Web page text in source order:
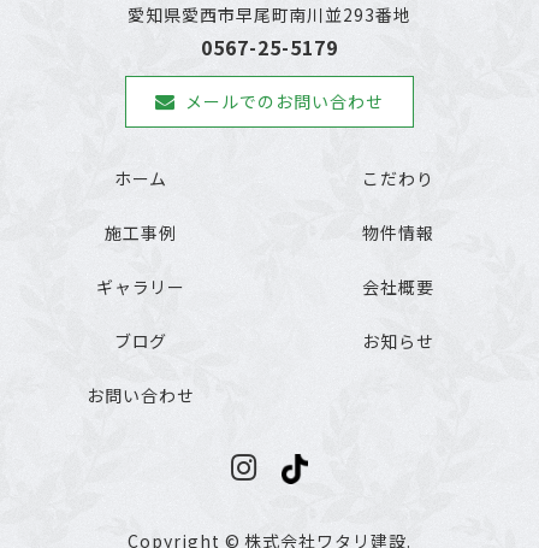
愛知県愛西市早尾町南川並293番地
0567-25-5179
メールでのお問い合わせ
ホーム こだわり
施工事例 物件情報
ギャラリー 会社概要
ブログ お知らせ
お問い合わせ
Copyright © 株式会社ワタリ建設.